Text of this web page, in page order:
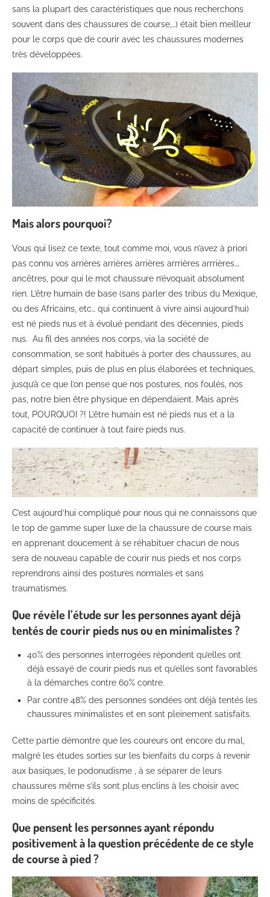
sans la plupart des caractéristiques que nous recherchons
souvent dans des chaussures de course,…) était bien meilleur
pour le corps que de courir avec les chaussures modernes
très développées.
Mais alors pourquoi?
Vous qui lisez ce texte, tout comme moi, vous n’avez à priori
pas connu vos arrières arrières arrières arrrières arrrières….
ancêtres, pour qui le mot chaussure n’évoquait absolument
rien. L’être humain de base (sans parler des tribus du Mexique,
ou des Africains, etc… qui continuent à vivre ainsi aujourd’hui)
est né pieds nus et à évolué pendant des décennies, pieds
nus. Au fil des années nos corps, via la société de
consommation, se sont habitués à porter des chaussures, au
départ simples, puis de plus en plus élaborées et techniques,
jusqu’à ce que l’on pense que nos postures, nos foulés, nos
pas, notre bien être physique en dépendaient. Mais après
tout, POURQUOI ?! L’être humain est né pieds nus et a la
capacité de continuer à tout faire pieds nus.
C’est aujourd’hui compliqué pour nous qui ne connaissons que
le top de gamme super luxe de la chaussure de course mais
en apprenant doucement à se réhabituer chacun de nous
sera de nouveau capable de courir nus pieds et nos corps
reprendrons ainsi des postures normales et sans
traumatismes.
Que révèle l’étude sur les personnes ayant déjà
tentés de courir pieds nus ou en minimalistes ?
40% des personnes interrogées répondent qu’elles ont
déjà essayé de courir pieds nus et qu’elles sont favorables
à la démarches contre 60% contre.
Par contre 48% des personnes sondées ont déjà tentés les
chaussures minimalistes et en sont pleinement satisfaits.
Cette partie démontre que les coureurs ont encore du mal,
malgré les études sorties sur les bienfaits du corps à revenir
aux basiques, le podonudisme , à se séparer de leurs
chaussures même s’ils sont plus enclins à les choisir avec
moins de spécificités.
Que pensent les personnes ayant répondu
positivement à la question précédente de ce style
de course à pied ?